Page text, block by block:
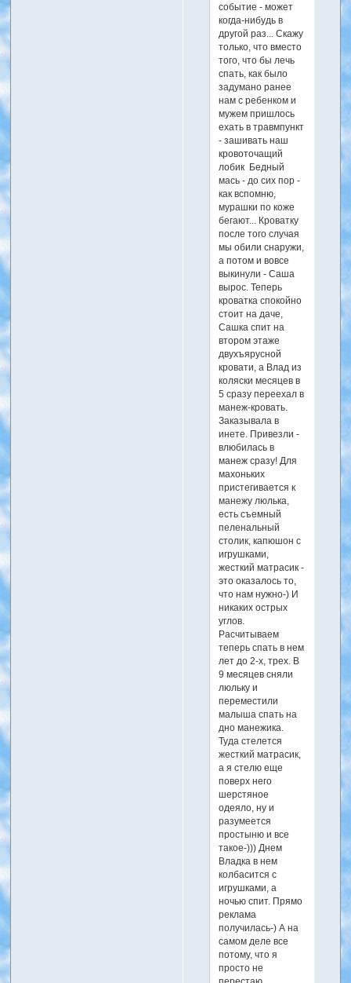
событие - может
когда-нибудь в
другой раз... Скажу
только, что вместо
того, что бы лечь
спать, как было
задумано ранее
нам с ребенком и
мужем пришлось
ехать в травмпункт
- зашивать наш
кровоточащий
лобик Бедный
мась - до сих пор -
как вспомню,
мурашки по коже
бегают... Кроватку
после того случая
мы обили снаружи,
а потом и вовсе
выкинули - Саша
вырос. Теперь
кроватка спокойно
стоит на даче,
Сашка спит на
втором этаже
двухъярусной
кровати, а Влад из
коляски месяцев в
5 сразу переехал в
манеж-кровать.
Заказывала в
инете. Привезли -
влюбилась в
манеж сразу! Для
махоньких
пристегивается к
манежу люлька,
есть съемный
пеленальный
столик, капюшон с
игрушками,
жесткий матрасик -
это оказалось то,
что нам нужно-) И
никаких острых
углов.
Расчитываем
теперь спать в нем
лет до 2-х, трех. В
9 месяцев сняли
люльку и
переместили
малыша спать на
дно манежика.
Туда стелется
жесткий матрасик,
а я стелю еще
поверх него
шерстяное
одеяло, ну и
разумеется
простыню и все
такое-))) Днем
Владка в нем
колбасится с
игрушками, а
ночью спит. Прямо
реклама
получилась-) А на
самом деле все
потому, что я
просто не